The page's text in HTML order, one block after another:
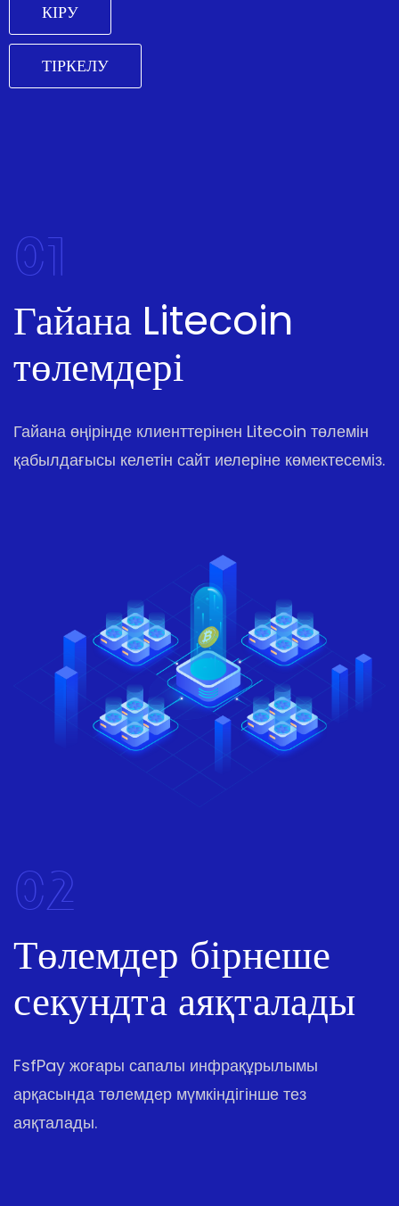
КІРУ
ТІРКЕЛУ
01
Гайана Litecoin
төлемдері
Гайана өңірінде клиенттерінен Litecoin төлемін
қабылдағысы келетін сайт иелеріне көмектесеміз.
02
Төлемдер бірнеше
секундта аяқталады
FsfPay жоғары сапалы инфрақұрылымы
арқасында төлемдер мүмкіндігінше тез
аяқталады.